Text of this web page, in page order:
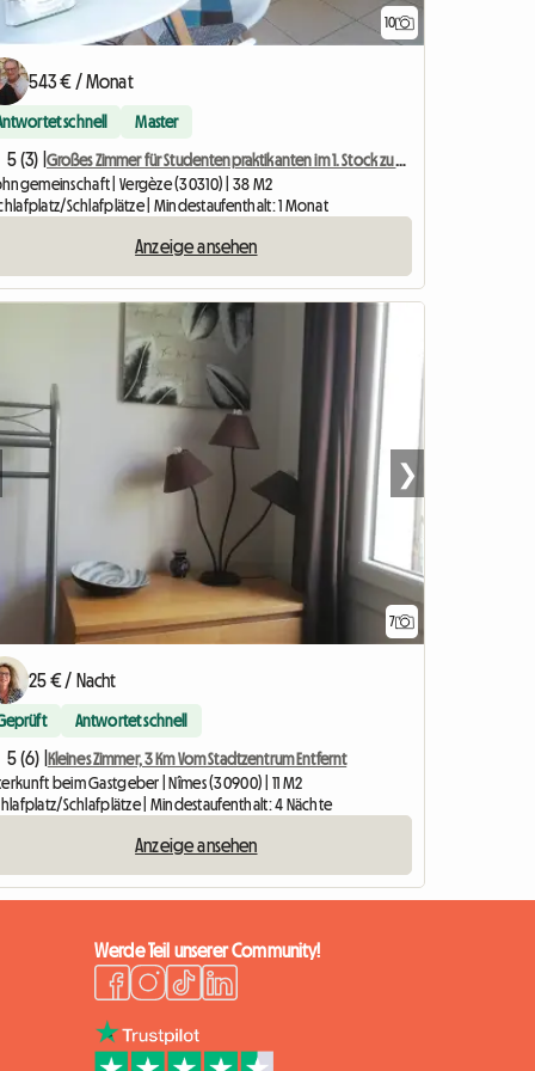
10
543 € / Monat
schnell Master
5 (3) |
Großes Zimmer für Studentenpraktikanten im 1. Stock zu vermieten
| Vergèze (30310) | 38 M2
Schlafplätze | Mindestaufenthalt: 1 Monat
Anzeige ansehen
7
❯
25 € / Nacht
Antwortet schnell
5 (6) |
Kleines Zimmer, 3 Km Vom Stadtzentrum Entfernt
beim Gastgeber | Nîmes (30900) | 11 M2
Schlafplätze | Mindestaufenthalt: 4 Nächte
Anzeige ansehen
Werde Teil unserer Community!